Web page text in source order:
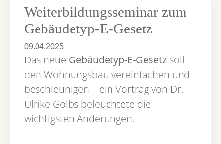
Weiterbildungsseminar zum
Gebäudetyp-E-Gesetz
09.04.2025
Das neue Gebäudetyp-E-Gesetz soll
den Wohnungsbau vereinfachen und
beschleunigen – ein Vortrag von Dr.
Ulrike Golbs beleuchtete die
wichtigsten Änderungen.